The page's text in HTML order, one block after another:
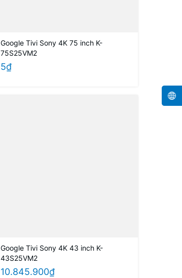
Google Tivi Sony 4K 75 inch K-
75S25VM2
5₫
Google Tivi Sony 4K 43 inch K-
43S25VM2
10.845.900₫